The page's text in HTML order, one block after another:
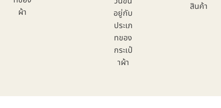
ผ้า
อยู่กับ
ประเภ
ทของ
กระเป๋
าผ้า
สินค้า